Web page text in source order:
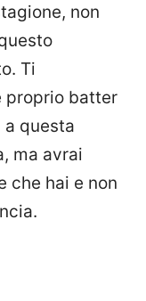
non
Ti
proprio batter
a questa
ma avrai
che hai e non